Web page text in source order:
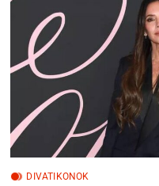
A
TÖRTÉNETMESÉLŐJE
DIVATIKONOK